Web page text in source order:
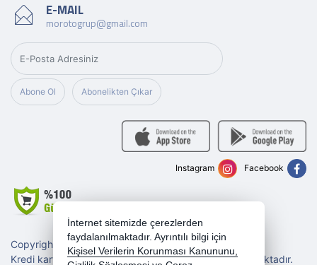
E-MAIL
morotogrup@gmail.com
Abone Ol Abonelikten Çıkar
Copyright 2026 morotogrup.com - Tüm hakları saklıdır.
Kredi kartı bilgileriniz 256bit SSL sertifikası ile korunmaktadır.
Facebook
Instagram
İnternet sitemizde çerezlerden
faydalanılmaktadır. Ayrıntılı bilgi için
Kişisel Verilerin Korunması Kanununu,